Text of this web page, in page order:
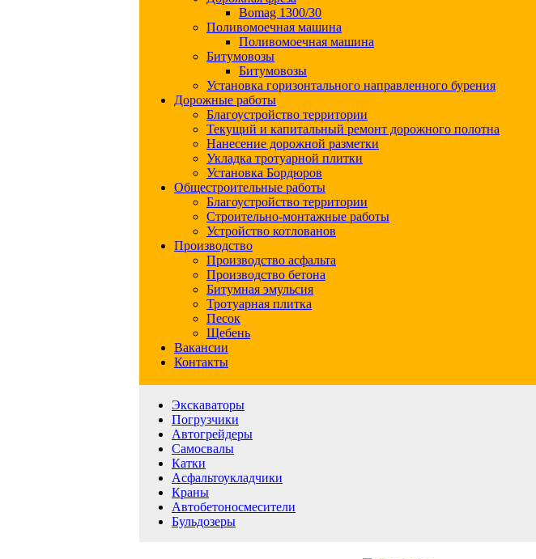
Bomag 1300/30
Поливомоечная машина
Поливомоечная машина
Битумовозы
Битумовозы
Установка горизонтального направленного бурения
Дорожные работы
Благоустройство территории
Текущий и капитальный ремонт дорожного полотна
Нанесение дорожной разметки
Укладка тротуарной плитки
Установка Бордюров
Общестроительные работы
Благоустройство территории
Строительно-монтажные работы
Устройство котлованов
Производство
Производство асфальта
Производство бетона
Битумная эмульсия
Тротуарная плитка
Песок
Щебень
Вакансии
Контакты
Экскаваторы
Погрузчики
Автогрейдеры
Самосвалы
Катки
Асфальтоукладчики
Краны
Автобетоносмесители
Бульдозеры